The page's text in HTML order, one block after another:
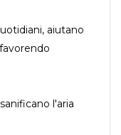
aiutano
l'aria